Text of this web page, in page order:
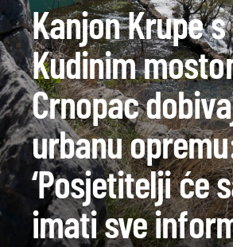
Kanjon Krupe s
Kudinim
Crnopac
urbanu
‘Posjetitelji će
imati sve